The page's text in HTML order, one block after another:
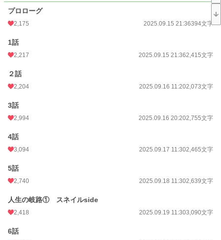
お気に入り
文字数
初回公開日時
週間ポイント
月間ポイント
年間ポイント
累計ポイント
プロローグ
2,175 2025.09.15 21:36394文字
1話
2,217 2025.09.15 21:362,415文字
２話
2,204 2025.09.16 11:202,073文字
3話
2,994 2025.09.16 20:202,755文字
4話
3,094 2025.09.17 11:302,465文字
5話
2,740 2025.09.18 11:302,639文字
人生の岐路① スネイルside
2,418 2025.09.19 11:303,090文字
6話